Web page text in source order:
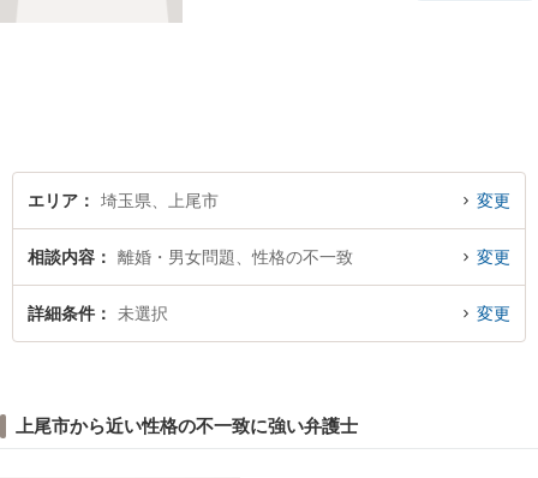
エリア 埼玉県、上尾市 変更
相談内容 離婚・男女問題、性格の不一致 変更
詳細条件 未選択 変更
上尾市から近い性格の不一致に強い弁護士